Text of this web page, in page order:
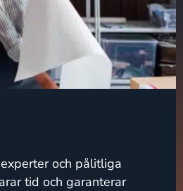
och pålitliga
tid och garanterar